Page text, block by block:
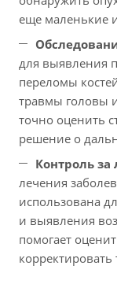
еще маленькие
для выявления
переломы
травмы головы
точно оценить
решение о
Контроль
лечения
использована
и выявления
помогает